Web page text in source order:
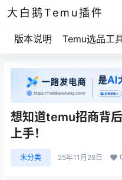
大白鹅Temu插件
版本说明 Temu选品工
想知道temu招商背
上手！
未分类 25年11月28日